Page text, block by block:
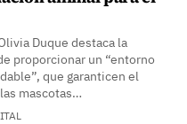
Duque destaca la
proporcionar un “entorno
que garanticen el
mascotas…